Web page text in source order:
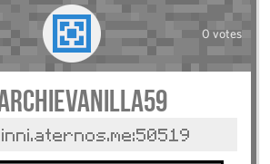
0 votes